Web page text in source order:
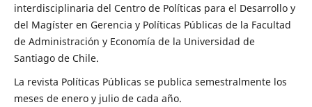
interdisciplinaria del Centro de Políticas para el Desarrollo y
del Magíster en Gerencia y Políticas Públicas de la Facultad
de Administración y Economía de la Universidad de
Santiago de Chile.
La revista Políticas Públicas se publica semestralmente los
meses de enero y julio de cada año.